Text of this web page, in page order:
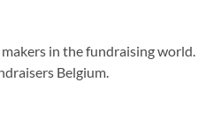
in the fundraising world.
Belgium.